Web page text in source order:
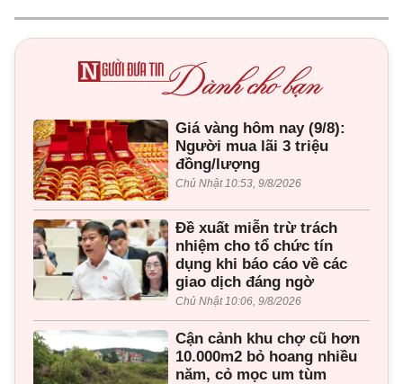
Giá vàng hôm nay (9/8):
Người mua lãi 3 triệu
đồng/lượng
Chủ Nhật 10:53, 9/8/2026
Đề xuất miễn trừ trách
nhiệm cho tổ chức tín
dụng khi báo cáo về các
giao dịch đáng ngờ
Chủ Nhật 10:06, 9/8/2026
Cận cảnh khu chợ cũ hơn
10.000m2 bỏ hoang nhiều
năm, cỏ mọc um tùm